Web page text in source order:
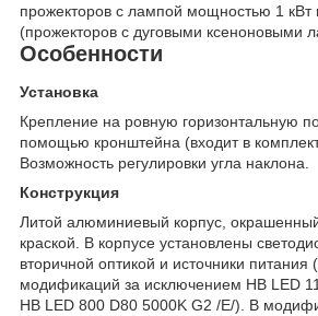
прожекторов с лампой мощностью 1 кВт
(прожекторов с дуговыми ксеноновыми
Особенности
Установка
Крепление на ровную горизонтальную
помощью кронштейна (входит в
Возможность регулировки угла наклона.
Конструкция
Литой алюминиевый корпус,
краской. В корпусе установлены
вторичной оптикой и источники питания
модификаций за исключением HB LED
HB LED 800 D80 5000K G2 /E/). В